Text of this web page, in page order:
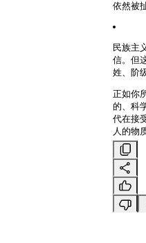
依然被
民族主
信。但
姓、阶
正如你
的、科
代在接
人的物